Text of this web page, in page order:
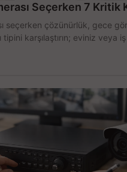
Seçerken 7 Kritik
seçerken çözünürlük, gece
karşılaştırın; eviniz veya